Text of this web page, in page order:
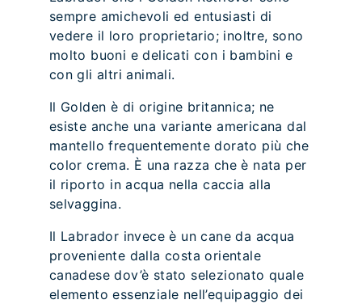
sempre amichevoli ed entusiasti di
vedere il loro proprietario; inoltre, sono
molto buoni e delicati con i bambini e
con gli altri animali.
Il Golden è di origine britannica; ne
esiste anche una variante americana dal
mantello frequentemente dorato più che
color crema. È una razza che è nata per
il riporto in acqua nella caccia alla
selvaggina.
Il Labrador invece è un cane da acqua
proveniente dalla costa orientale
canadese dov’è stato selezionato quale
elemento essenziale nell’equipaggio dei